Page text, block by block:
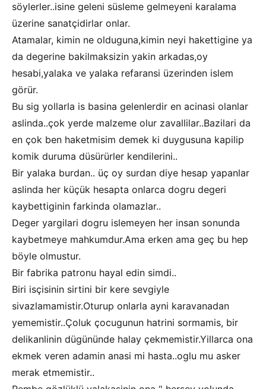
söylerler..isine geleni süsleme gelmeyeni karalama
üzerine sanatçidirlar onlar.
Atamalar, kimin ne olduguna,kimin neyi hakettigine ya
da degerine bakilmaksizin yakin arkadas,oy
hesabi,yalaka ve yalaka refaransi üzerinden islem
görür.
Bu sig yollarla is basina gelenlerdir en acinasi olanlar
aslinda..çok yerde malzeme olur zavallilar..Bazilari da
en çok ben haketmisim demek ki duygusuna kapilip
komik duruma düsürürler kendilerini..
Bir yalaka burdan.. üç oy surdan diye hesap yapanlar
aslinda her küçük hesapta onlarca dogru degeri
kaybettiginin farkinda olamazlar..
Deger yargilari dogru islemeyen her insan sonunda
kaybetmeye mahkumdur.Ama erken ama geç bu hep
böyle olmustur.
Bir fabrika patronu hayal edin simdi..
Biri isçisinin sirtini bir kere sevgiyle
sivazlamamistir.Oturup onlarla ayni karavanadan
yememistir..Çoluk çocugunun hatrini sormamis, bir
delikanlinin dügününde halay çekmemistir.Yillarca ona
ekmek veren adamin anasi mi hasta..oglu mu asker
merak etmemistir..